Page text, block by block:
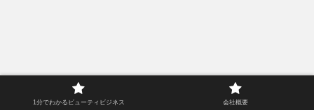
1分でわかるビューティビジネス 会社概要